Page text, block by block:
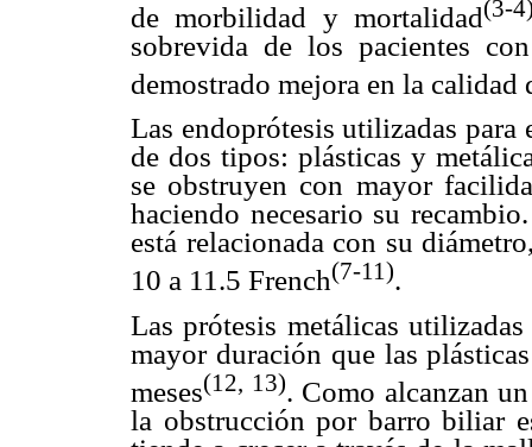
de morbilidad y mortalidad(3-
sobrevida de los pacientes
demostrado mejora en la calidad
Las endoprótesis utilizadas
de dos tipos: plásticas y
se obstruyen con mayor
haciendo necesario su
está relacionada con su
10 a 11.5 French(7-11).
Las prótesis metálicas
mayor duración que las
meses(12, 13). Como alcanzan
la obstrucción por barro biliar